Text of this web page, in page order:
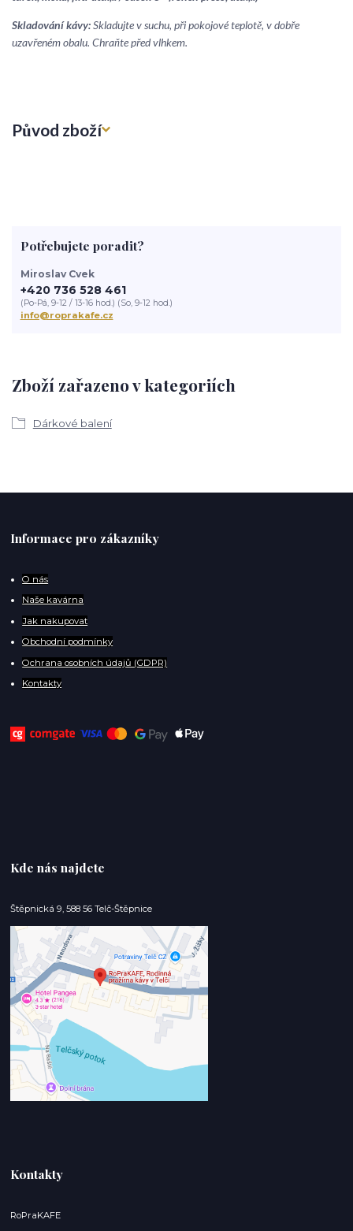
Skladování kávy:Skladujte v suchu, při pokojové teplotě, v dobře
uzavřeném obalu. Chraňte před vlhkem.
Původ zboží
Zboží zařazeno v kategoriích
Dárkové balení
Potřebujete poradit?
Miroslav Cvek
+420 736 528 461
(Po-Pá, 9-12 / 13-16 hod.) (So, 9-12 hod.)
info@roprakafe.cz
Informace pro zákazníky
O nás
Naše kavárna
Jak nakupovat
Obchodní podmínky
Ochrana osobních údajů (GDPR)
Kontakty
Kde nás najdete
Štěpnická 9, 588 56 Telč-Štěpnice
Kontakty
RoPraKAFE